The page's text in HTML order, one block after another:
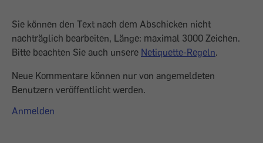
Sie können den Text nach dem Abschicken nicht
nachträglich bearbeiten, Länge: maximal 3000 Zeichen.
Bitte beachten Sie auch unsere Netiquette-Regeln.
Neue Kommentare können nur von angemeldeten
Benutzern veröffentlicht werden.
Anmelden